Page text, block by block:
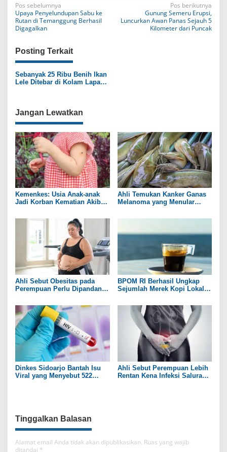
N
a
v
i
g
a
i
p
o
s
Pos sebelumnya
Upaya Penyelundupan Sabu ke
Rutan di Temanggung Berhasil
Digagalkan
Pos berikutnya
Gunung Semeru Erupsi,
Luncurkan Awan Panas Sejauh 5
Kilometer dari Puncak
Posting Terkait
Sebanyak 25 Ribu Benih Ikan
Lele Ditebar di Kolam Lapas
Jangan Lewatkan
Kemenkes: Usia Anak-anak
Jadi Korban Kematian Akibat
Ahli Temukan Kanker Ganas
Melanoma yang Menular
Ahli Sebut Obesitas pada
Perempuan Perlu Dipandang
BPOM RI Berhasil Ungkap
Sejumlah Merek Kopi Lokal
Berbahaya
Dinkes Sidoarjo Bantah Isu
Viral yang Menyebut 522
Ahli Sebut Perempuan Lebih
Rentan Kena Infeksi Saluran
Tinggalkan Balasan
Alamat email Anda tidak akan dipublikasikan. Ruas yang wajib
ditandai *